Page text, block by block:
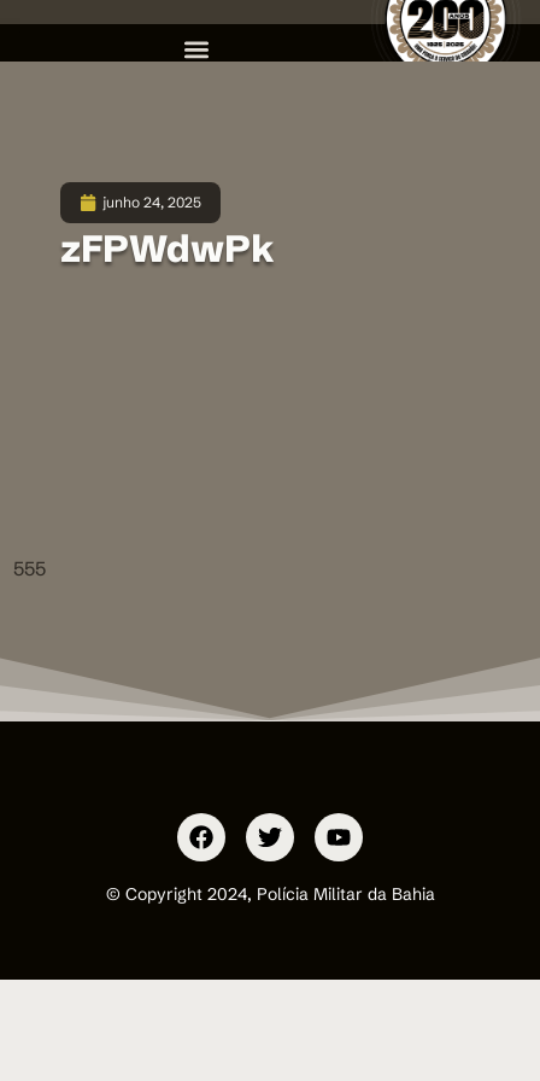
junho 24, 2025
zFPWdwPk
555
© Copyright 2024, Polícia Militar da Bahia